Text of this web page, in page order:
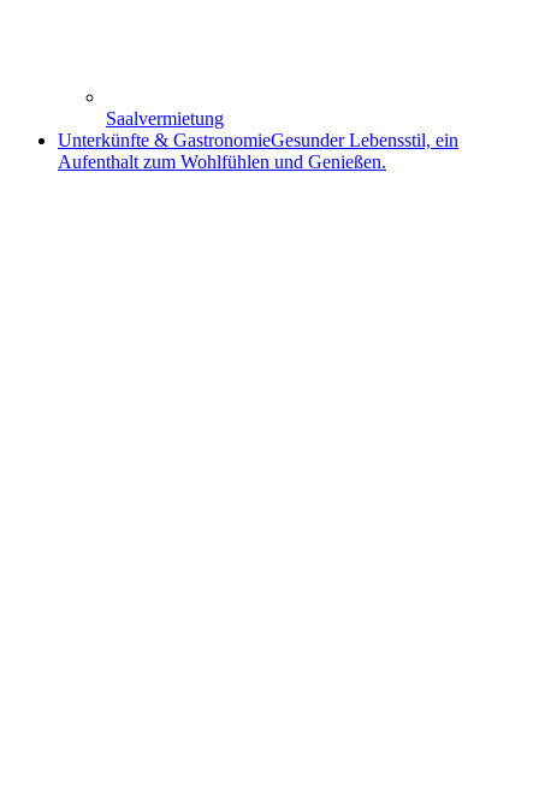
Saalvermietung
Unterkünfte & GastronomieGesunder Lebensstil, ein
Aufenthalt zum Wohlfühlen und Genießen.